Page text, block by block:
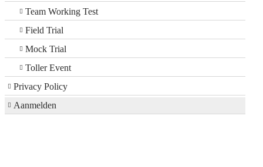
Team Working Test
Field Trial
Mock Trial
Toller Event
Privacy Policy
Aanmelden